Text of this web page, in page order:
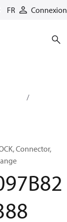
FR Connexion
Connector,